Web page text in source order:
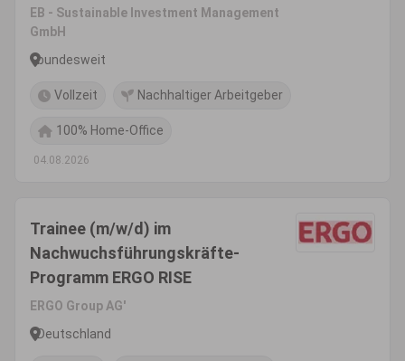
EB - Sustainable Investment Management
GmbH
bundesweit
Vollzeit Nachhaltiger Arbeitgeber
100% Home-Office
04.08.2026
Trainee (m/w/d) im
Nachwuchsführungskräfte-
Programm ERGO RISE
ERGO Group AG'
Deutschland